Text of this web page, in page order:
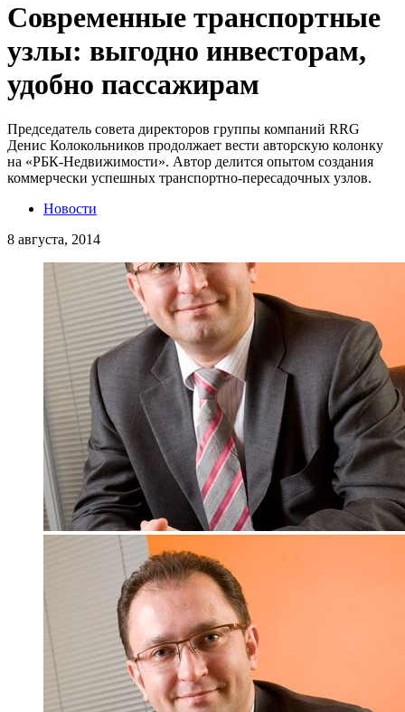
Современные транспортные
узлы: выгодно инвесторам,
удобно пассажирам
Председатель совета директоров группы компаний RRG
Денис Колокольников продолжает вести авторскую колонку
на «РБК-Недвижимости». Автор делится опытом создания
коммерчески успешных транспортно-пересадочных узлов.
Новости
8 августа, 2014